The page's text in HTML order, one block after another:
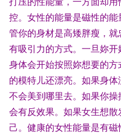
控。女性的能量是磁性的
管你的身材是高矮胖瘦，
有吸引力的方式。一旦妳
身体会开始按照妳想要的
的模特儿还漂亮。如果身
不会美到哪里去。如果你
会有反效果。如果女生想
己。健康的女性能量是有磁